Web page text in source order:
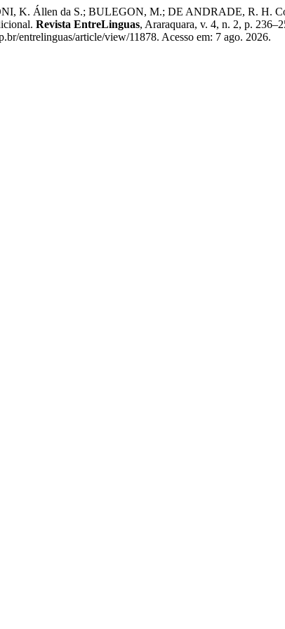
K. Állen da S.; BULEGON, M.; DE ANDRADE, R. H.
Revista EntreLinguas, Araraquara, v. 4, n. 2, p.
entrelinguas/article/view/11878. Acesso em: 7 ago. 2026.